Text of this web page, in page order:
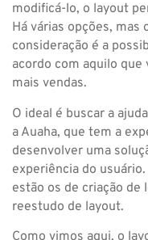
modificá-lo, o layout
Há várias opções, mas
consideração é a
acordo com aquilo
mais vendas.
O ideal é buscar a
a Auaha, que tem a
desenvolver uma
experiência do
estão os de criação
reestudo de layout.